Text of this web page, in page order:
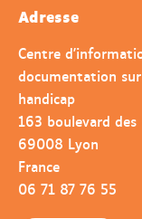
Adresse
Centre
documentation
handicap
163 boulevard
69008 Lyon
France
06 71 87 76 55